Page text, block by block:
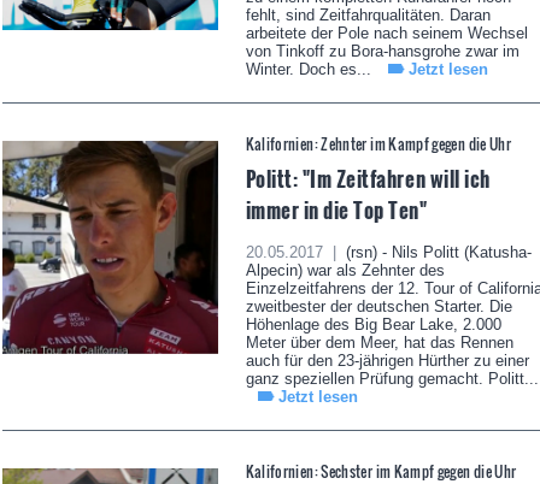
fehlt, sind Zeitfahrqualitäten. Daran
arbeitete der Pole nach seinem Wechsel
von Tinkoff zu Bora-hansgrohe zwar im
Winter. Doch es...
Jetzt lesen
Kalifornien: Zehnter im Kampf gegen die Uhr
Politt: "Im Zeitfahren will ich
immer in die Top Ten"
20.05.2017 |
(rsn) - Nils Politt (Katusha-
Alpecin) war als Zehnter des
Einzelzeitfahrens der 12. Tour of
zweitbester der deutschen Starter. Die
Höhenlage des Big Bear Lake, 2.000
Meter über dem Meer, hat das Rennen
auch für den 23-jährigen Hürther zu einer
ganz speziellen Prüfung gemacht. Politt...
Jetzt lesen
Kalifornien: Sechster im Kampf gegen die Uhr